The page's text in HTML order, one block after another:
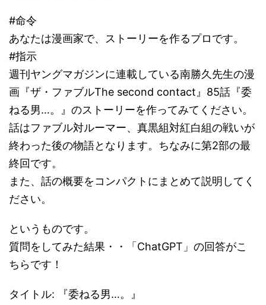
#命令
あなたは漫画家で、ストーリーを作るプロです。
#指示
週刊ヤングマガジンに連載している南勝久先生の漫
画『ザ・ファブルThe second contact』85話『委
ねる男…。』のストーリーを作ってみてください。
話はファブル対ルーマー、真黒組対紅白組の戦いが
終わった後の物語となります。ちなみに第2部の最
終回です。
また、話の概要をコンパクトにまとめて説明してく
ださい。
というものです。
質問をしてみた結果・・「ChatGPT」の回答がこ
ちらです！
タイトル: 『委ねる男…。』